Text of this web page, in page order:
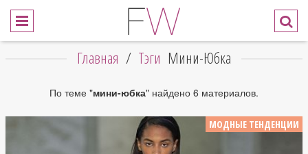
Главная / Тэги Мини-Юбка
По теме "мини-юбка" найдено 6 материалов.
МОДНЫЕ ТЕНДЕНЦИИ